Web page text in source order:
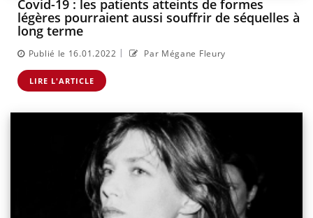
Covid-19 : les patients atteints de formes
légères pourraient aussi souffrir de séquelles à
long terme
Publié le 16.01.2022 | Par Mégane Fleury
LIRE L'ARTICLE